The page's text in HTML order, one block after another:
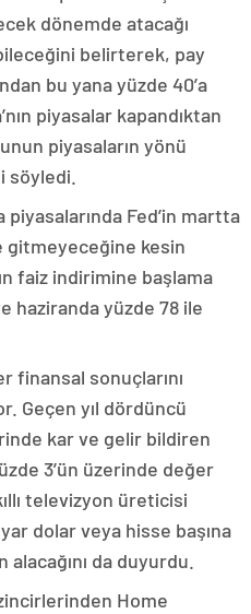
dönemde atacağı
belirterek, pay
bu yana yüzde 40’a
piyasalar kapandıktan
piyasaların yönü
söyledi.
Fed’in martta
gitmeyeceğine kesin
faiz indirimine başlama
haziranda yüzde 78 ile
finansal sonuçlarını
Geçen yıl dördüncü
kar ve gelir bildiren
3’ün üzerinde değer
televizyon üreticisi
dolar veya hisse başına
alacağını da duyurdu.
Home